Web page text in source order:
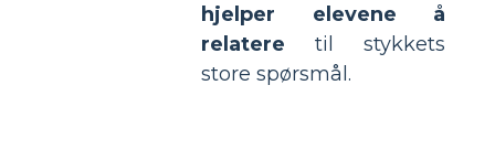
hjelper elevene å
relatere til stykkets
store spørsmål.